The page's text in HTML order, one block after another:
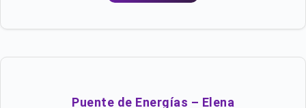
Puente de Energías – Elena